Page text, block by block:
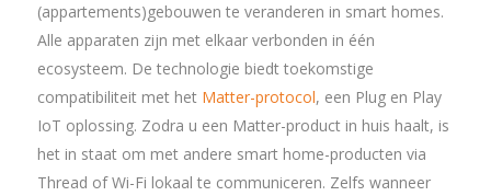
(appartements)gebouwen te veranderen in smart homes.
Alle apparaten zijn met elkaar verbonden in één
ecosysteem. De technologie biedt toekomstige
compatibiliteit met het Matter-protocol, een Plug en Play
IoT oplossing. Zodra u een Matter-product in huis haalt, is
het in staat om met andere smart home-producten via
Thread of Wi-Fi lokaal te communiceren. Zelfs wanneer